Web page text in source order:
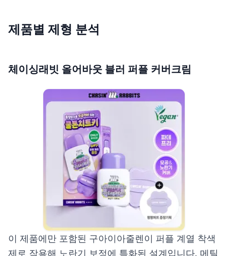
제품별 제형 분석
체이싱래빗 올어바웃 블러 퍼플 커버크림
이 제품에만 포함된 구아이아줄렌이 퍼플 계열 착색
제로 작용해 노란기 보정에 특화된 설계입니다. 메틸